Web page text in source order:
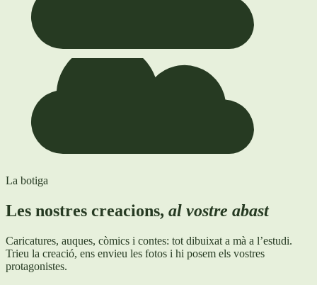
La botiga
Les nostres creacions, al vostre abast
Caricatures, auques, còmics i contes: tot dibuixat a mà a l’estudi.
Trieu la creació, ens envieu les fotos i hi posem els vostres
protagonistes.